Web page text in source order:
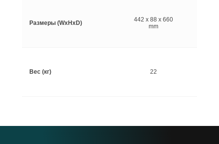
22
Вес (кг)
Размеры (WхHхD)
442 x 88 x 660
mm